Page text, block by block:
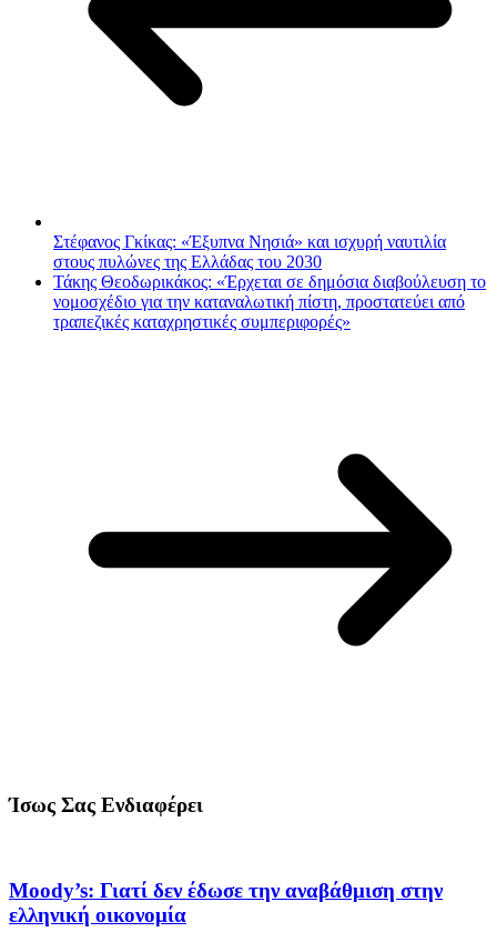
Στέφανος Γκίκας: «Έξυπνα Νησιά» και ισχυρή ναυτιλία
στους πυλώνες της Ελλάδας του 2030
Τάκης Θεοδωρικάκος: «Έρχεται σε δημόσια διαβούλευση το
νομοσχέδιο για την καταναλωτική πίστη, προστατεύει από
τραπεζικές καταχρηστικές συμπεριφορές»
Ίσως Σας Ενδιαφέρει
Moody’s: Γιατί δεν έδωσε την αναβάθμιση στην
ελληνική οικονομία